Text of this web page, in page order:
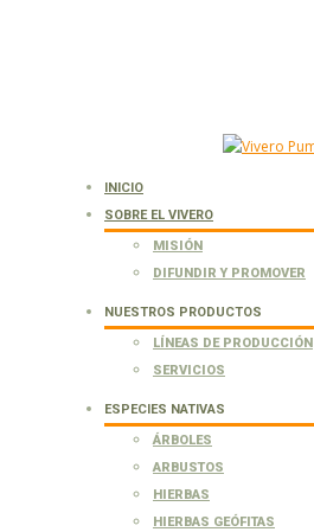
INICIO
SOBRE EL VIVERO
MISIÓN
DIFUNDIR Y PROMOVER
NUESTROS PRODUCTOS
LÍNEAS DE PRODUCCIÓN
SERVICIOS
ESPECIES NATIVAS
ÁRBOLES
ARBUSTOS
HIERBAS
HIERBAS GEÓFITAS